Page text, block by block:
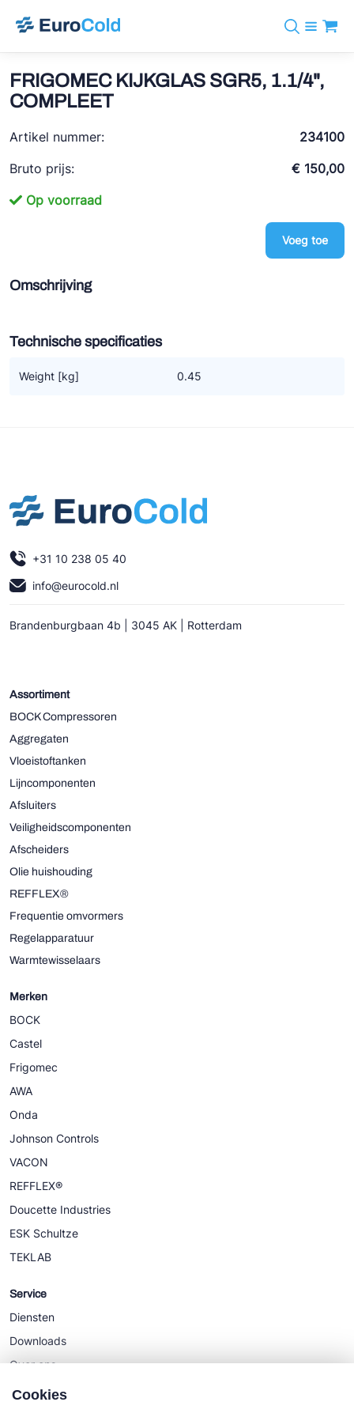
info@eurocold.nl
Merken
BOCK
REFFLEX®
Doucette Industries
Koudemiddelen
Diensten
Nieuws
Over ons
FRIGOMEC KIJKGLAS SGR5, 1.1/4",
COMPLEET
Artikel nummer:
234100
Bruto prijs:
€ 150,00
Op voorraad
Voeg toe
Omschrijving
Technische specificaties
Weight [kg] 0.45
+31 10 238 05 40
info@eurocold.nl
Brandenburgbaan 4b | 3045 AK | Rotterdam
Assortiment
BOCK Compressoren
Aggregaten
Vloeistoftanken
Lijncomponenten
Afsluiters
Veiligheidscomponenten
Afscheiders
Olie huishouding
REFFLEX®
Frequentie omvormers
Regelapparatuur
Warmtewisselaars
Merken
BOCK
Castel
Frigomec
AWA
Onda
Johnson Controls
VACON
REFFLEX®
Doucette Industries
ESK Schultze
TEKLAB
Service
Diensten
Downloads
Over ons
Nieuws
Cookies